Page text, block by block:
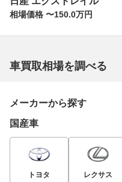
相場価格 〜150.0万円
車買取相場を調べる
メーカーから探す
国産車
トヨタ レクサス